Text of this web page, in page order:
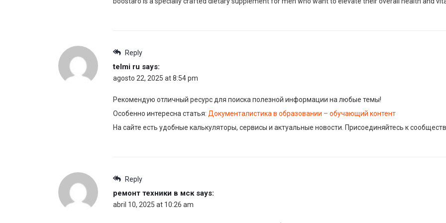
Reply
telmi ru says:
agosto 22, 2025 at 8:54 pm
Рекомендую отличный ресурс для поиска полезной информации на любые темы!
Особенно интересна статья: Документалистика в образовании – обучающий контент
На сайте есть удобные калькуляторы, сервисы и актуальные новости. Присоединяйтесь к
Reply
ремонт техники в мск says:
abril 10, 2025 at 10:26 am